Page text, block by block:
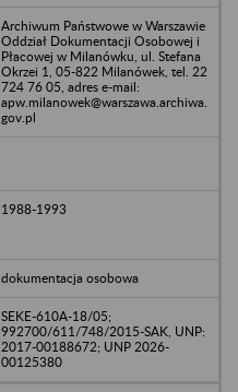
Archiwum Państwowe w Warszawie
Oddział Dokumentacji Osobowej i
Płacowej w Milanówku, ul. Stefana
Okrzei 1, 05-822 Milanówek, tel. 22
724 76 05, adres e-mail:
apw.milanowek@warszawa.archiwa.
gov.pl
1988-1993
dokumentacja osobowa
SEKE-610A-18/05;
992700/611/748/2015-SAK, UNP:
2017-00188672; UNP 2026-
00125380